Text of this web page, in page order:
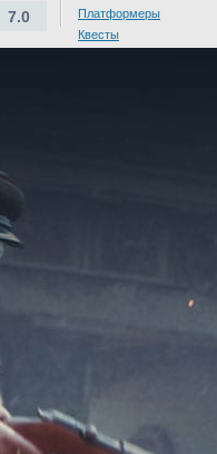
7.0
Платформеры
Квесты